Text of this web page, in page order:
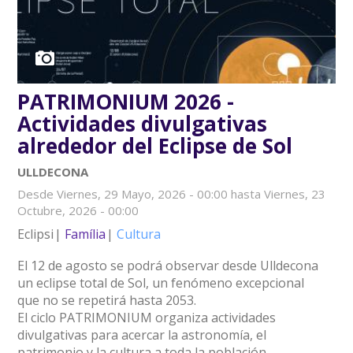
PATRIMONIUM 2026 -
Actividades divulgativas
alrededor del Eclipse de Sol
ULLDECONA
DesdeViernes, 29 Mayo, 2026 - 00:00 hastaViernes, 23
Octubre, 2026 - 00:00
Eclipsi Família
Cultura
El 12 de agosto se podrá observar desde Ulldecona
un eclipse total de Sol, un fenómeno excepcional
que no se repetirá hasta 2053.
El ciclo PATRIMONIUM organiza actividades
divulgativas para acercar la astronomía, el